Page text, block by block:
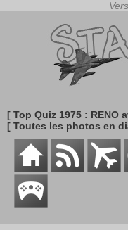
[ Top Quiz 1975 : RENO
[ Toutes les photos en